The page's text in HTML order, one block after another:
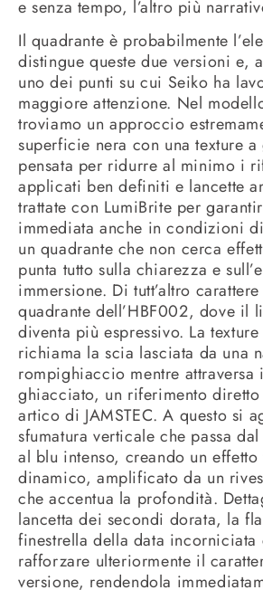
e senza tempo, l’altro più
Il quadrante è probabilmente
distingue queste due versioni e,
uno dei punti su cui Seiko ha
maggiore attenzione. Nel
troviamo un approccio
superficie nera con una texture
pensata per ridurre al minimo i
applicati ben definiti e lancette
trattate con LumiBrite per
immediata anche in condizioni
un quadrante che non cerca
punta tutto sulla chiarezza e
immersione. Di tutt’altro
quadrante dell’HBF002, dove il
diventa più espressivo. La
richiama la scia lasciata da una
rompighiaccio mentre attraversa
ghiacciato, un riferimento
artico di JAMSTEC. A questo si
sfumatura verticale che passa
al blu intenso, creando un
dinamico, amplificato da un
che accentua la profondità.
lancetta dei secondi dorata, la
finestrella della data
rafforzare ulteriormente il
versione, rendendola